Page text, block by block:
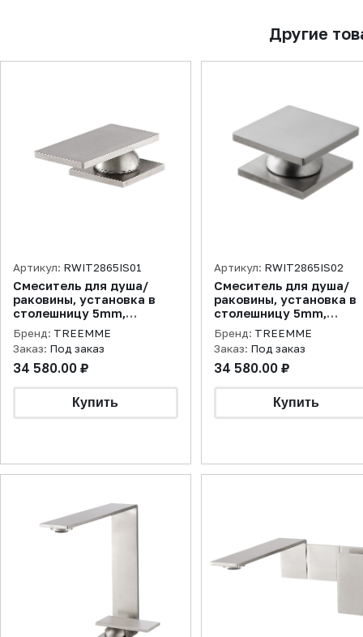
Другие
Артикул: RWIT2865IS01
Смеситель для душа/
раковины, установка в
столешницу 5mm,
нержавеющая сталь
брашированная
Бренд: TREEMME
Заказ: Под заказ
34 580.00 ₽
Артикул: RWIT2865IS02
Смеситель для душа/
раковины, установка в
столешницу 5mm,
нержавеющая сталь
брашированная
Бренд: TREEMME
Заказ: Под заказ
34 580.00 ₽